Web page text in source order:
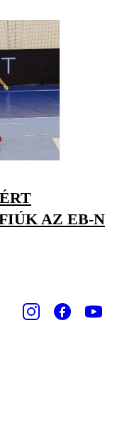
AZ EB-N